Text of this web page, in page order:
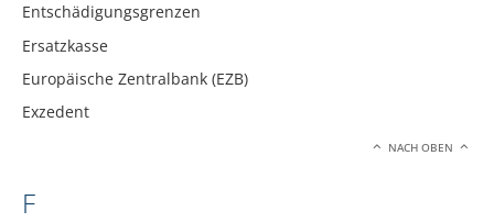
Entschädigungsgrenzen
Ersatzkasse
Europäische Zentralbank (EZB)
Exzedent
NACH OBEN
F